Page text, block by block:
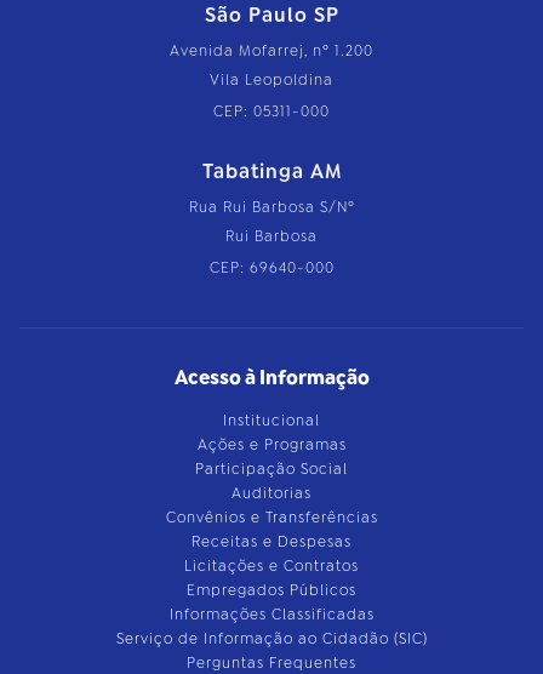
São Paulo SP
Avenida Mofarrej, nº 1.200
Vila Leopoldina
CEP: 05311-000
Tabatinga AM
Rua Rui Barbosa S/Nº
Rui Barbosa
CEP: 69640-000
Acesso à Informação
Institucional
Ações e Programas
Participação Social
Auditorias
Convênios e Transferências
Receitas e Despesas
Licitações e Contratos
Empregados Públicos
Informações Classificadas
Serviço de Informação ao Cidadão (SIC)
Perguntas Frequentes